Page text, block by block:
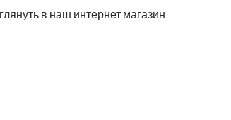
в наш интернет магазин